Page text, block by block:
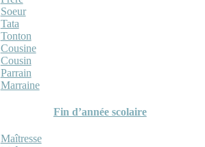
Soeur
Tata
Tonton
Cousine
Cousin
Parrain
Marraine
Fin d’année scolaire
Maîtresse